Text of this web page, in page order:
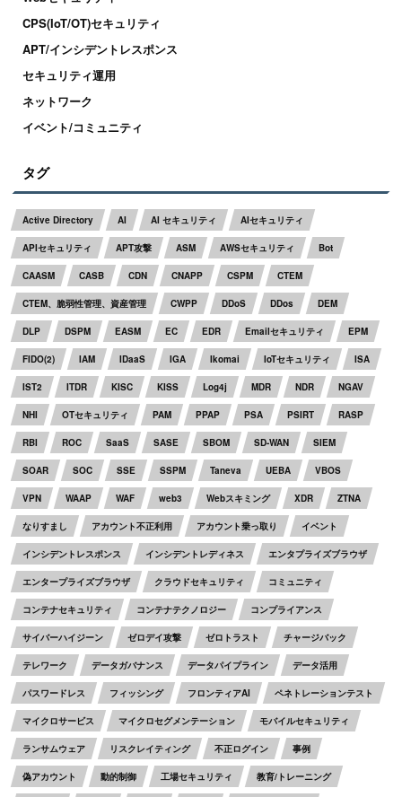
CPS(IoT/OT)セキュリティ
APT/インシデントレスポンス
セキュリティ運用
ネットワーク
イベント/コミュニティ
タグ
Active Directory AI AI セキュリティ AIセキュリティ
APIセキュリティ APT攻撃 ASM AWSセキュリティ Bot
CAASM CASB CDN CNAPP CSPM CTEM
CTEM、脆弱性管理、資産管理 CWPP DDoS DDos DEM
DLP DSPM EASM EC EDR Emailセキュリティ EPM
FIDO(2) IAM IDaaS IGA Ikomai IoTセキュリティ ISA
IST2 ITDR KISC KISS Log4j MDR NDR NGAV
NHI OTセキュリティ PAM PPAP PSA PSIRT RASP
RBI ROC SaaS SASE SBOM SD-WAN SIEM
SOAR SOC SSE SSPM Taneva UEBA VBOS
VPN WAAP WAF web3 Webスキミング XDR ZTNA
なりすまし アカウント不正利用 アカウント乗っ取り イベント
インシデントレスポンス インシデントレディネス エンタプライズブラウザ
エンタープライズブラウザ クラウドセキュリティ コミュニティ
コンテナセキュリティ コンテナテクノロジー コンプライアンス
サイバーハイジーン ゼロデイ攻撃 ゼロトラスト チャージバック
テレワーク データガバナンス データパイプライン データ活用
パスワードレス フィッシング フロンティアAI ペネトレーションテスト
マイクロサービス マイクロセグメンテーション モバイルセキュリティ
ランサムウェア リスクレイティング 不正ログイン 事例
偽アカウント 動的制御 工場セキュリティ 教育/トレーニング